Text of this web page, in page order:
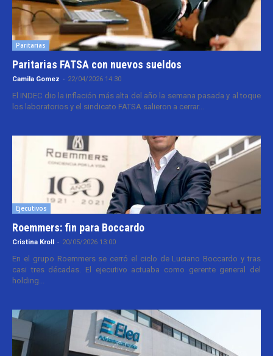
Paritarias
Paritarias FATSA con nuevos sueldos
Camila Gomez - 22/04/2026 14:30
El INDEC dio la inflación más alta del año la semana pasada y al toque
los laboratorios y el sindicato FATSA salieron a cerrar...
Ejecutivos
Roemmers: fin para Boccardo
Cristina Kroll - 20/05/2026 13:00
En el grupo Roemmers se cerró el ciclo de Luciano Boccardo y tras
casi tres décadas. El ejecutivo actuaba como gerente general del
holding...